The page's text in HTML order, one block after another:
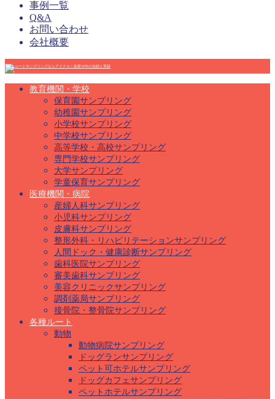
事例一覧
Q&A
お問い合わせ
会社概要
教育機関・学校
保育園サンプリング
幼稚園サンプリング
小学校サンプリング
中学校サンプリング
高等学校・高校サンプリング
専門学校サンプリング
大学サンプリング
学童保育サンプリング
医療機関・病院
産婦人科サンプリング
小児科サンプリング
皮膚科サンプリング
整形外科・リハビリテーションサンプリング
人間ドック・健康診断サンプリング
歯科医院サンプリング
審美歯科サンプリング
美容クリニックサンプリング
調剤薬局サンプリング
接骨院・整骨院サンプリング
各種ルート
動物
動物病院サンプリング
ドッグランサンプリング
ペット可ホテルサンプリング
ドッグカフェサンプリング
ペットホテルサンプリング